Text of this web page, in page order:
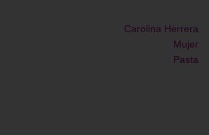
Carolina Herrera
Mujer
Pasta